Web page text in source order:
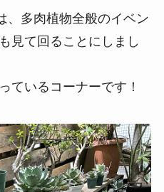
、多肉植物全般のイベン
見て回ることにしまし
ているコーナーです！